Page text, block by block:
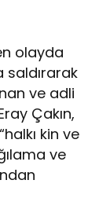
olayda
saldırarak
ve adli
Çakın,
kin ve
ve